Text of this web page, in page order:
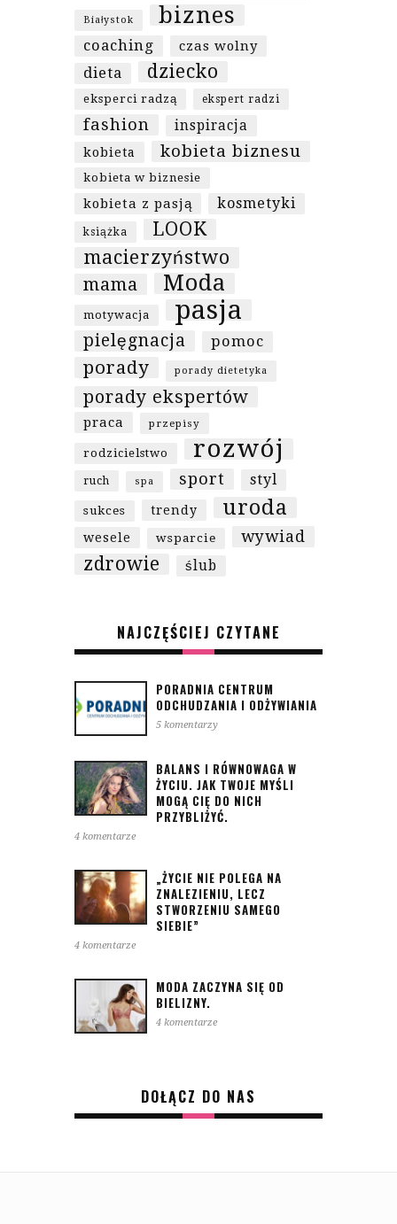
Białystok biznes
coaching czas wolny
dieta dziecko
eksperci radzą ekspert radzi
fashion inspiracja
kobieta kobieta biznesu
kobieta w biznesie
kobieta z pasją kosmetyki
książka
LOOK
macierzyństwo
mama Moda
motywacja pasja
pielęgnacja pomoc
porady porady dietetyka
porady ekspertów
praca przepisy
rodzicielstwo rozwój
ruch spa sport styl
sukces trendy uroda
wesele wsparcie wywiad
zdrowie ślub
NAJCZĘŚCIEJ CZYTANE
PORADNIA CENTRUM
ODCHUDZANIA I ODŻYWIANIA
5 komentarzy
BALANS I RÓWNOWAGA W
ŻYCIU. JAK TWOJE MYŚLI
MOGĄ CIĘ DO NICH
PRZYBLIŻYĆ.
4 komentarze
„ŻYCIE NIE POLEGA NA
ZNALEZIENIU, LECZ
STWORZENIU SAMEGO
SIEBIE”
4 komentarze
MODA ZACZYNA SIĘ OD
BIELIZNY.
4 komentarze
DOŁĄCZ DO NAS